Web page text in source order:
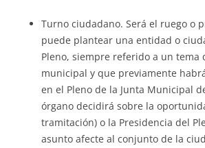
Turno ciudadano. Será el ruego o
puede plantear una entidad o
Pleno, siempre referido a un tema
municipal y que previamente
en el Pleno de la Junta Municipal
órgano decidirá sobre la
tramitación) o la Presidencia del
asunto afecte al conjunto de la